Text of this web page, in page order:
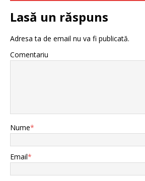
Lasă un răspuns
Adresa ta de email nu va fi publicată.
Comentariu
Nume*
Email*